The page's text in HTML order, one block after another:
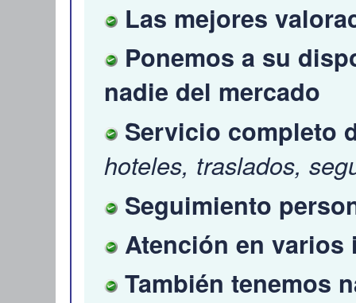
Las mejores
Ponemos a su
nadie del mercado
Servicio completo
hoteles, traslados,
Seguimiento
Atención en
También tenemos